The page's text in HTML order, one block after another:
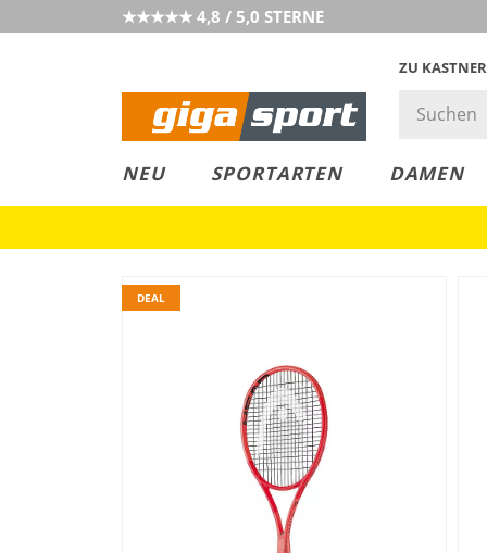
★★★★★ 4,8 / 5,0 STERNE
ZU
NEU SPORTARTEN DAMEN
DEAL